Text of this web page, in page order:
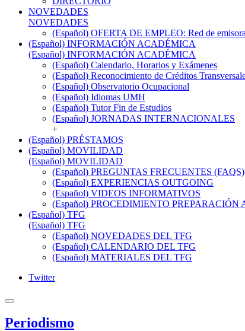
NOVEDADES
NOVEDADES
(Español) OFERTA DE EMPLEO: Red de
(Español) INFORMACIÓN ACADÉMICA
(Español) INFORMACIÓN ACADÉMICA
(Español) Calendario, Horarios y Exámenes
(Español) Reconocimiento de Créditos
(Español) Observatorio Ocupacional
(Español) Idiomas UMH
(Español) Tutor Fin de Estudios
(Español) JORNADAS INTERNACIONALES
+
(Español) PRÉSTAMOS
(Español) MOVILIDAD
(Español) MOVILIDAD
(Español) PREGUNTAS FRECUENTES (FAQS)
(Español) EXPERIENCIAS OUTGOING
(Español) VIDEOS INFORMATIVOS
(Español) PROCEDIMIENTO
(Español) TFG
(Español) TFG
(Español) NOVEDADES DEL TFG
(Español) CALENDARIO DEL TFG
(Español) MATERIALES DEL TFG
Twitter
Periodismo